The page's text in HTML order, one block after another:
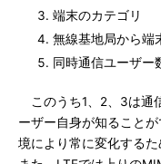
端末のカテゴリ
無線基地局から端
同時通信ユーザー
このうち1、2、3は通
ーザー自身が知ること
境により常に変化するた